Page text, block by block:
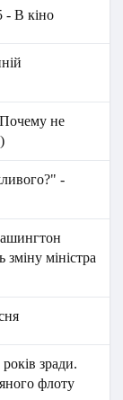
- В кіно
не
-
міністра
зради.
флоту